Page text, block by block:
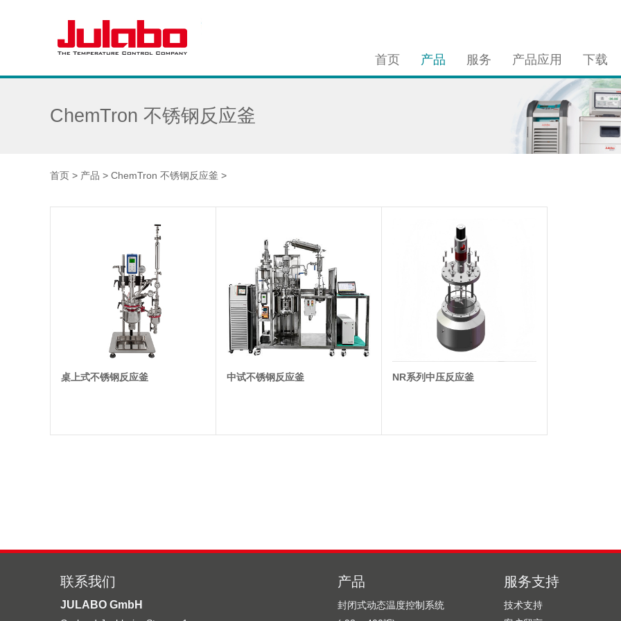
首页 产品 服务 产品应用 下载
ChemTron 不锈钢反应釜
首页 > 产品 > ChemTron 不锈钢反应釜 >
桌上式不锈钢反应釜 中试不锈钢反应釜 NR系列中压反应釜
联系我们
JULABO GmbH
产品
封闭式动态温度控制系统
服务支持
技术支持